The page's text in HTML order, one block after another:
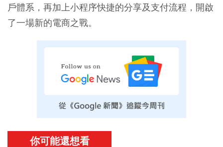
戶體系，再加上小程序快捷的分享及支付流程，開啟
了一場新的電商之戰。